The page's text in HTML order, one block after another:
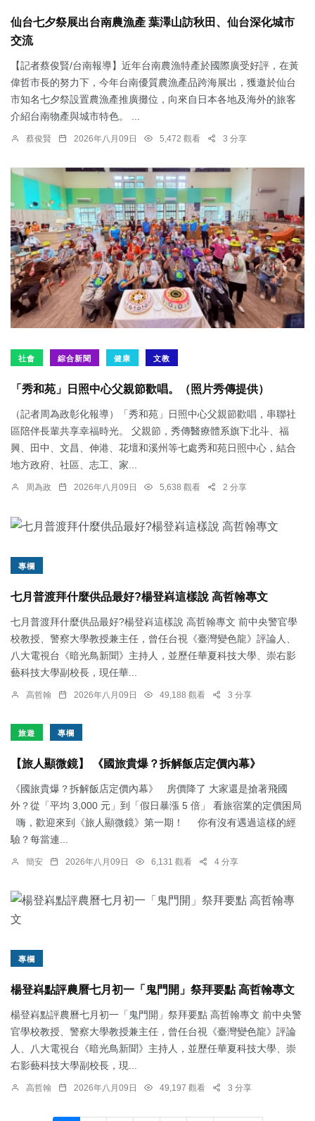
仙台七夕祭展出台南農漁產 葉澤山訪秋田、仙台深化城市
交流
【記者蔡俊賢/台南報導】近年台南農漁特產於國際廣受好評，在黃
偉哲市長的努力下，今年台南優質農漁產品跨海展出，獲邀於仙台
市知名七夕祭設置農漁產推廣攤位，向來自日本各地及海外的旅客
介紹台南物產與城市特色。 ...
蔡俊賢 2026年八月09日 5,472 觀看 3 分享
社會 綜合新聞 健康 文教
「秀和苑」日照中心父親節歡唱。（照片秀傳提供）
（記者周為政彰化報導）「秀和苑」日照中心父親節歡唱，串聯社
區陪伴長輩共享幸福時光。 父親節，秀傳醫療體系旗下北斗、福
興、田中、文昌、伸港、花壇和溪州等七處秀和苑日照中心，結合
地方政府、社區、志工、家...
周為政 2026年八月09日 5,638 觀看 2 分享
專欄
七月普渡拜什麼供品最好?楊登嵙這樣說 高哲翰專文
七月普渡拜什麼供品最好?楊登嵙這樣說 高哲翰專文 前中央警官學
校教授、警察大學教授兼主任，曾任台視《臺灣變色龍》評論人、
八大電視台《暗光鳥新聞》主持人，並歷任華夏科技大學、崇右影
藝科技大學副校長，現任華...
高哲翰 2026年八月09日 49,188 觀看 3 分享
旅遊 專欄
【旅人顯微鏡】 《國旅貴爆？拆解飯店定價內幕》
《國旅貴爆？拆解飯店定價內幕》 房價降了 大家還是搶著飛國
外？從「平均 3,000 元」到「假日暴漲 5 倍」 看旅宿業的定價困局
嗨，歡迎來到《旅人顯微鏡》第一期！ 你有沒有遇過這樣的經
驗？每當連...
簡安 2026年八月09日 6,131 觀看 4 分享
專欄
楊登嵙點評農曆七月初一「鬼門開」祭拜要點 高哲翰專文
楊登嵙點評農曆七月初一「鬼門開」祭拜要點 高哲翰專文 前中央警
官學校教授、警察大學教授兼主任，曾任台視《臺灣變色龍》評論
人、八大電視台《暗光鳥新聞》主持人，並歷任華夏科技大學、崇
右影藝科技大學副校長，現...
高哲翰 2026年八月09日 49,197 觀看 3 分享